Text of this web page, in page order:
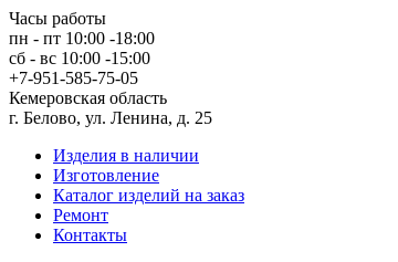
Часы работы
пн - пт 10:00 -18:00
сб - вс 10:00 -15:00
+7-951-585-75-05
Кемеровская область
г. Белово, ул. Ленина, д. 25
Изделия в наличии
Изготовление
Каталог изделий на заказ
Ремонт
Контакты